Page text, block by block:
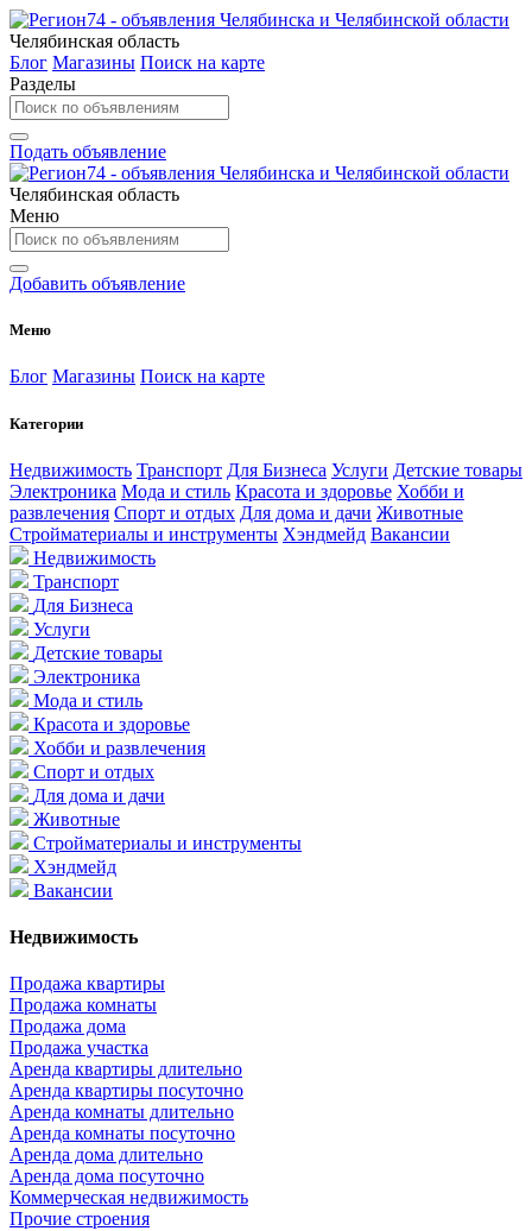
Челябинская область
Блог Магазины Поиск на карте
Разделы
Подать объявление
Челябинская область
Меню
Добавить объявление
Меню
Блог Магазины Поиск на карте
Категории
Недвижимость Транспорт Для Бизнеса Услуги Детские товары
Электроника Мода и стиль Красота и здоровье Хобби и
развлечения Спорт и отдых Для дома и дачи Животные
Стройматериалы и инструменты Хэндмейд Вакансии
Недвижимость
Транспорт
Для Бизнеса
Услуги
Детские товары
Электроника
Мода и стиль
Красота и здоровье
Хобби и развлечения
Спорт и отдых
Для дома и дачи
Животные
Стройматериалы и инструменты
Хэндмейд
Вакансии
Недвижимость
Продажа квартиры
Продажа комнаты
Продажа дома
Продажа участка
Аренда квартиры длительно
Аренда квартиры посуточно
Аренда комнаты длительно
Аренда комнаты посуточно
Аренда дома длительно
Аренда дома посуточно
Коммерческая недвижимость
Прочие строения